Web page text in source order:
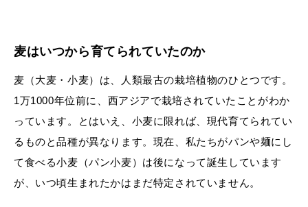
麦はいつから育てられていたのか
麦（大麦・小麦）は、人類最古の栽培植物のひとつです。
1万1000年位前に、西アジアで栽培されていたことがわか
っています。とはいえ、小麦に限れば、現代育てられてい
るものと品種が異なります。現在、私たちがパンや麺にし
て食べる小麦（パン小麦）は後になって誕生しています
が、いつ頃生まれたかはまだ特定されていません。